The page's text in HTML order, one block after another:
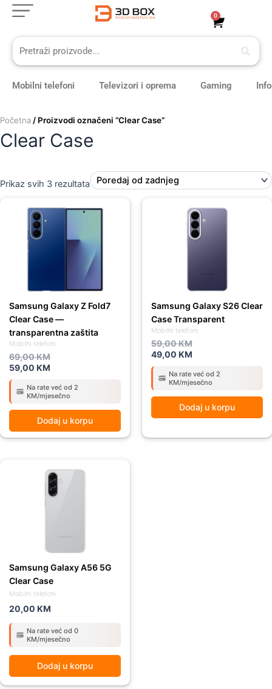
Skip
content
0
Cart
Mobilni telefoni Televizori i oprema Gaming
Početna / Proizvodi označeni “Clear Case”
Clear Case
Prikaz svih 3 rezultata
Sorted
by
latest
Mobilni telefoni
Samsung Galaxy Z Fold7
Clear Case —
transparentna zaštita
69,00KM
69,00 KM.
59,00 KM
59,00 KM.
Na rate već od 2
KM/mjesečno
Dodaj u korpu
Mobilni telefoni
Samsung Galaxy S26 Clear
Case Transparent
59,00KM
59,00 KM.
49,00 KM
49,00 KM.
Na rate već od 2
KM/mjesečno
Dodaj u korpu
Mobilni telefoni
Samsung Galaxy A56 5G
Clear Case
20,00 KM
Na rate već od 0
KM/mjesečno
Dodaj u korpu